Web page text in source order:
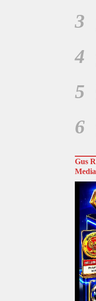
3
4
5
6
Gus
Video
Player